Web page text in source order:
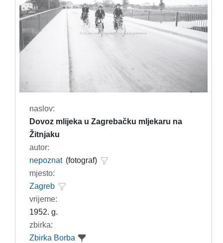
naslov:
Dovoz mlijeka u Zagrebačku mljekaru na
Žitnjaku
autor:
nepoznat (fotograf)
mjesto:
Zagreb
vrijeme:
1952. g.
zbirka:
Zbirka Borba